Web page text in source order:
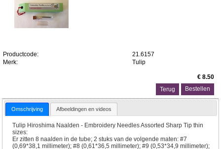
Productcode:
21.6157
Merk:
Tulip
€ 8.50
Terug
Omschrijving Afbeeldingen en videos
Tulip Hiroshima Naalden - Embroidery Needles Assorted Sharp Tip thin
sizes:
Er zitten 8 naalden in de tube; 2 stuks van de volgende maten: #7
(0,69*38,1 millimeter); #8 (0,61*36,5 millimeter); #9 (0,53*34,9 millimeter);